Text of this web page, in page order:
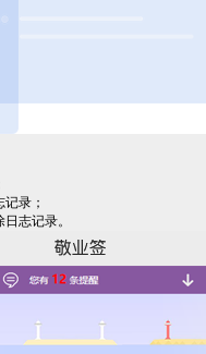
录；
志记录。